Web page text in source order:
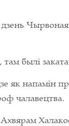
былі
як напамін
чалавецтва.